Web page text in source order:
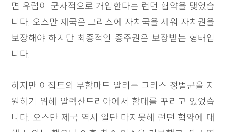
면 유럽이 군사적으로 개입한다는 런던 협약을 맺었습
니다. 오스만 제국은 그리스에 자치국을 세워 자치권을
보장해야 하지만 최종적인 종주권은 보장받는 형태입
니다.
하지만 이집트의 무함마드 알리는 그리스 정벌군을 지
원하기 위해 알렉산드리아에서 함대를 꾸리고 있었습
니다. 오스만 제국 역시 일단 마지못해 런던 협약에 대